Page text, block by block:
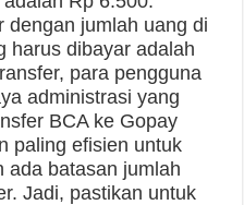
dengan jumlah uang di
harus dibayar adalah
para pengguna
administrasi yang
BCA ke Gopay
paling efisien untuk
ada batasan jumlah
Jadi, pastikan untuk